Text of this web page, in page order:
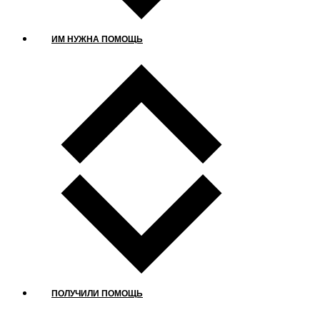
ИМ НУЖНА ПОМОЩЬ
ПОЛУЧИЛИ ПОМОЩЬ